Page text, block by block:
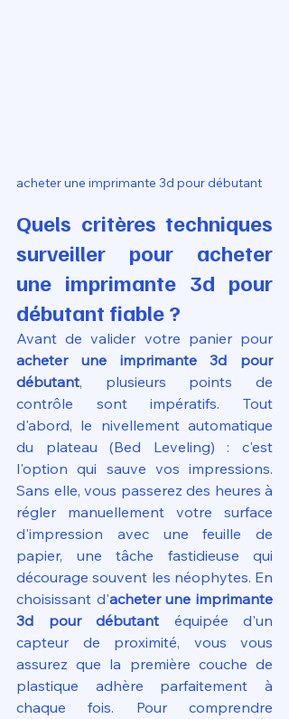
acheter une imprimante 3d pour débutant
Quels critères techniques
surveiller pour acheter
une imprimante 3d pour
débutant fiable ?
acheter une imprimante 3d pour
débutant, plusieurs points de
contrôle sont impératifs. Tout
d'abord, le nivellement automatique
du plateau (Bed Leveling) : c'est
l'option qui sauve vos impressions.
Sans elle, vous passerez des heures à
régler manuellement votre surface
d'impression avec une feuille de
papier, une tâche fastidieuse qui
décourage souvent les néophytes. En
choisissant d'acheter une imprimante
3d pour débutant équipée d'un
capteur de proximité, vous vous
assurez que la première couche de
plastique adhère parfaitement à
chaque fois. Pour comprendre